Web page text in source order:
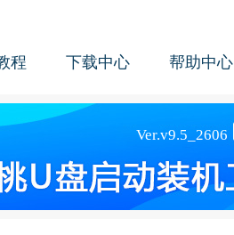
程 下载中心 帮助中心